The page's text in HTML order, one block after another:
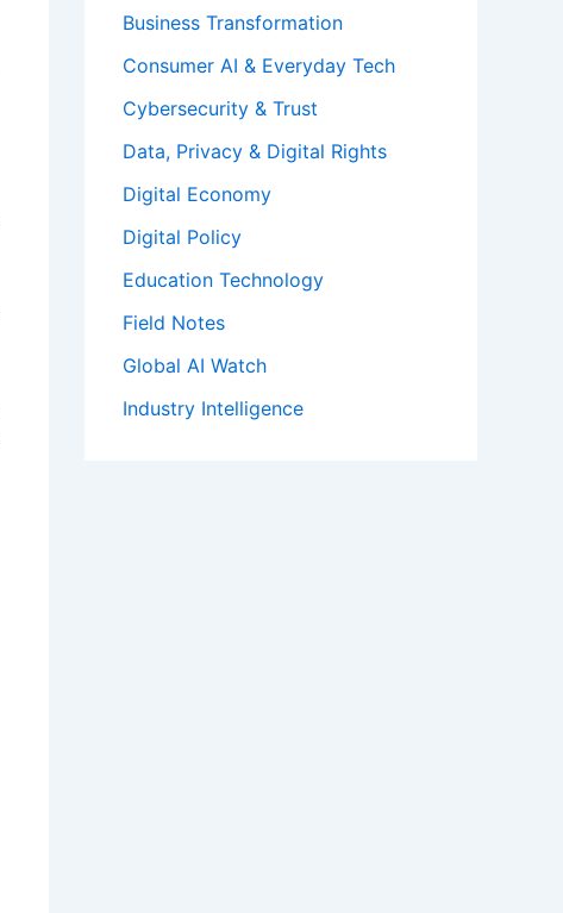
Business Transformation
Consumer AI & Everyday Tech
Cybersecurity & Trust
Data, Privacy & Digital Rights
Digital Economy
Digital Policy
Education Technology
Field Notes
Global AI Watch
Industry Intelligence